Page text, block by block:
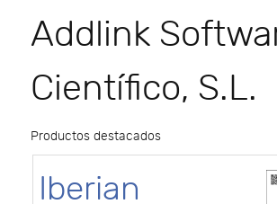
Addlink
Científico, S.L.
Productos destacados
Iberian